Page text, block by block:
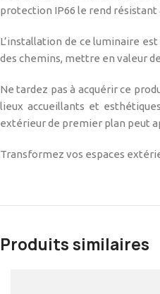
protection IP66 le rend
L’installation de ce luminaire
des chemins, mettre en valeur
Ne tardez pas à acquérir ce
lieux accueillants et
extérieur de premier plan peut
Transformez vos espaces
Produits similaires